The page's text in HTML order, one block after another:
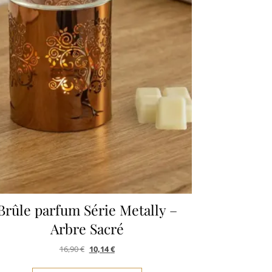
parfum Série Metally –
Arbre Sacré
16,90€ Le prix initial était : 16,90 €.
10,14€Le prix actuel est : 10,14 €.